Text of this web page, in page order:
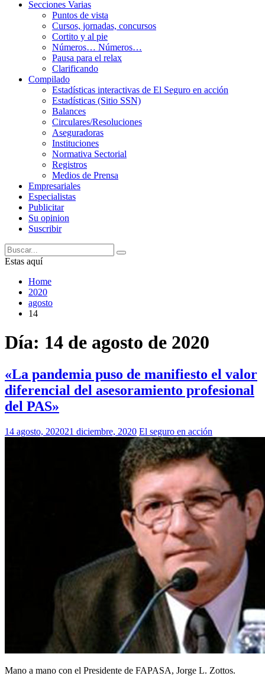
Secciones Varias
Puntos de vista
Cursos, jornadas, concursos
Cortito y al pie
Números… Números…
Pausa para el relax
Clarificando
Compilado
Estadísticas interactivas de El Seguro en acción
Estadísticas (Sitio SSN)
Balances
Circulares/Resoluciones
Aseguradoras
Instituciones
Normativa Sectorial
Registros
Medios de Prensa
Empresariales
Especialistas
Publicitar
Su opinion
Suscribir
Estas aquí
Home
2020
agosto
14
Día: 14 de agosto de 2020
«La pandemia puso de manifiesto el valor
diferencial del asesoramiento profesional
del PAS»
14 agosto, 202021 diciembre, 2020 El seguro en acción
Mano a mano con el Presidente de FAPASA, Jorge L. Zottos.